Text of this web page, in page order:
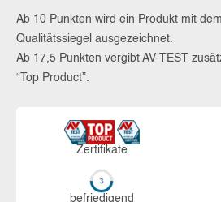
Ab 10 Punkten wird ein Produkt mit
Qualitätssiegel ausgezeichnet.
Ab 17,5 Punkten vergibt AV-TEST
“Top Product”.
Zerti­fikate
be­frie­di­gend